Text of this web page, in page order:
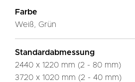
Farbe
Weiß, Grün
Standardabmessung
2440 x 1220 mm (2 - 80 mm)
3720 x 1020 mm (2 - 40 mm)